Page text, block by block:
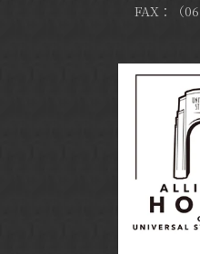
FAX：（